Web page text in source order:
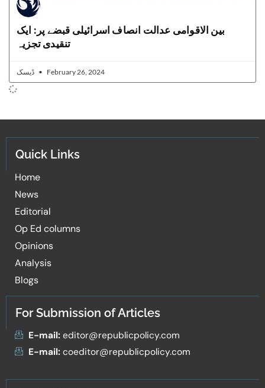
بین الاقوامی عدالت انصاف اسرائیلی قبضے پر: ایک
تنقیدی تجزیہ
February 26, 2024
Quick Links
Home
News
Editorial
Op Ed columns
Opinions
Analysis
Blogs
For Submission of Articles
E-mail:editor@republicpolicy.com
E-mail:coeditor@republicpolicy.com